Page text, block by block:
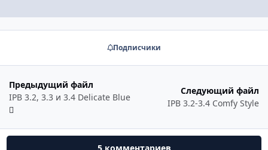
Подписчики
Предыдущий файл
IPB 3.2, 3.3 и 3.4 Delicate Blue
Следующий файл
IPB 3.2-3.4 Comfy Style